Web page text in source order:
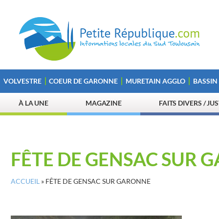
VOLVESTRE COEUR DE GARONNE MURETAIN AGGLO
À LA UNE MAGAZINE FAITS DIVERS /
FÊTE DE GENSAC SUR
ACCUEIL » FÊTE DE GENSAC SUR GARONNE